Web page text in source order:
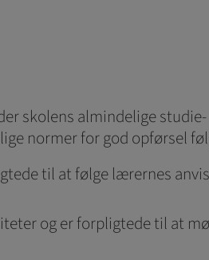
skolens almindelige
normer for god opførsel
til at følge lærernes
og er forpligtede til at
bruger.
for at kunne vise personrettede